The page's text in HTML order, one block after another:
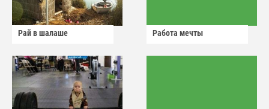
Рай в шалаше Работа мечты